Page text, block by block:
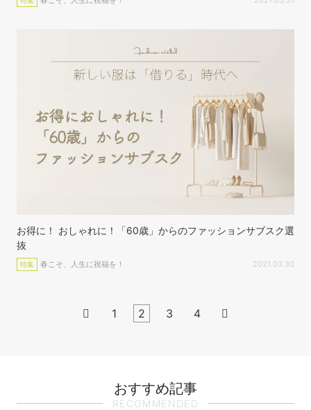
お得に！ おしゃれに！「60歳」からのファッションサブスク選
抜
特集 春こそ、人生に祝福を！ 2021.03.30
 1 2 3 4 
おすすめ記事
RECOMMENDED